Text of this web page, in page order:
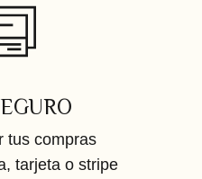
tus compras
tarjeta o stripe